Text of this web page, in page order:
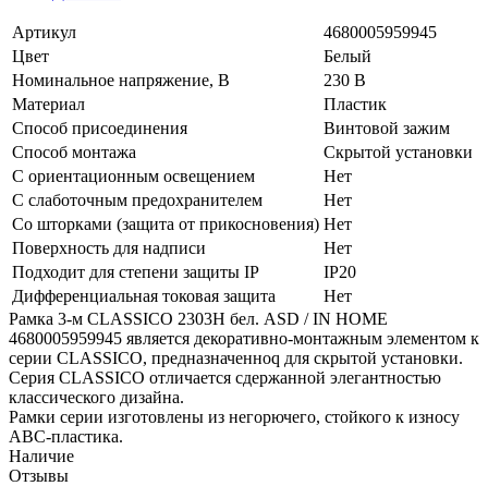
Артикул
4680005959945
Цвет
Белый
Номинальное напряжение, В
230 В
Материал
Пластик
Способ присоединения
Винтовой зажим
Способ монтажа
Скрытой установки
С ориентационным освещением
Нет
С слаботочным предохранителем
Нет
Со шторками (защита от прикосновения) Нет
Поверхность для надписи
Нет
Подходит для степени защиты IP
IP20
Дифференциальная токовая защита
Нет
Рамка 3-м CLASSICO 2303H бел. ASD / IN HOME
4680005959945 является декоративно-монтажным элементом к
серии CLASSICO, предназначенноq для скрытой установки.
Серия CLASSICO отличается сдержанной элегантностью
классического дизайна.
Рамки серии изготовлены из негорючего, стойкого к износу
АВС-пластика.
Наличие
Отзывы